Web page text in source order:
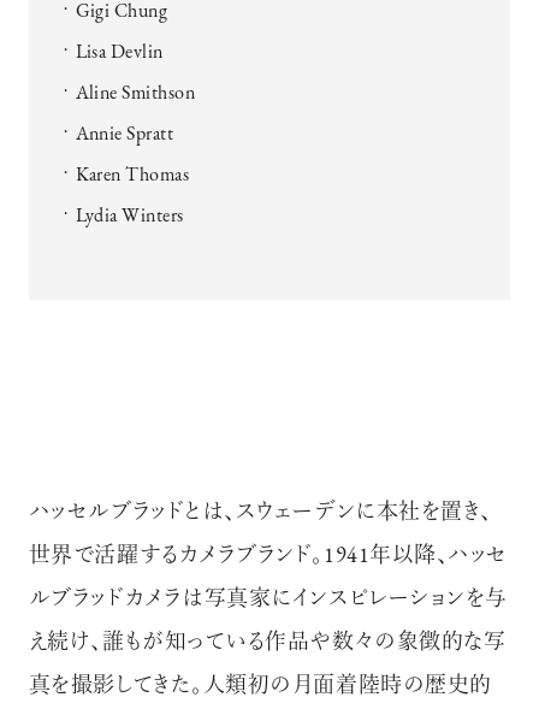
Gigi Chung
Lisa Devlin
Aline Smithson
Annie Spratt
Karen Thomas
Lydia Winters
ハッセルブラッドとは、スウェーデンに本社を置き、
世界で活躍するカメラブランド。1941年以降、ハッセ
ルブラッドカメラは写真家にインスピレーションを与
え続け、誰もが知っている作品や数々の象徴的な写
真を撮影してきた。人類初の月面着陸時の歴史的